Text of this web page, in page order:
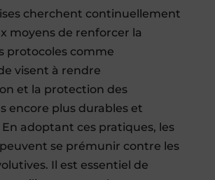
cherchent continuellement
moyens de renforcer la
protocoles comme
visent à rendre
et la protection des
encore plus durables et
En adoptant ces pratiques, les
se prémunir contre les
Il est essentiel de